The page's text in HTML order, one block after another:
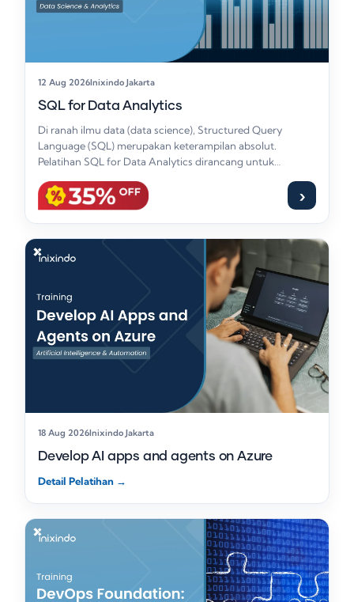
12 Aug 2026Inixindo Jakarta
SQL for Data Analytics
Di ranah ilmu data (data science), Structured Query
Language (SQL) merupakan keterampilan absolut.
Pelatihan SQL for Data Analytics dirancang untuk
›
18 Aug 2026Inixindo Jakarta
Develop AI apps and agents on Azure
Detail Pelatihan →